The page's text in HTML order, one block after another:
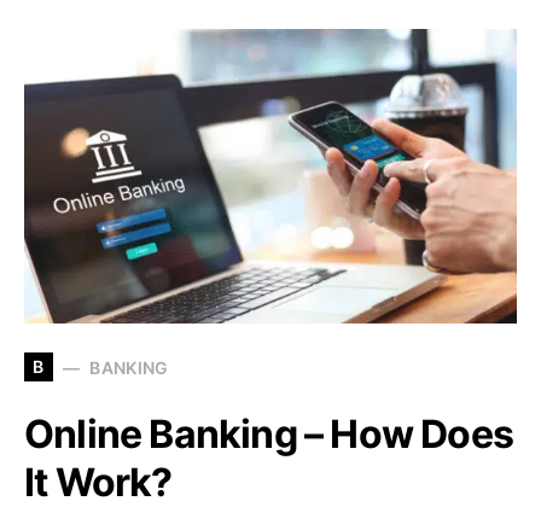
B BANKING
Online Banking – How Does
It Work?